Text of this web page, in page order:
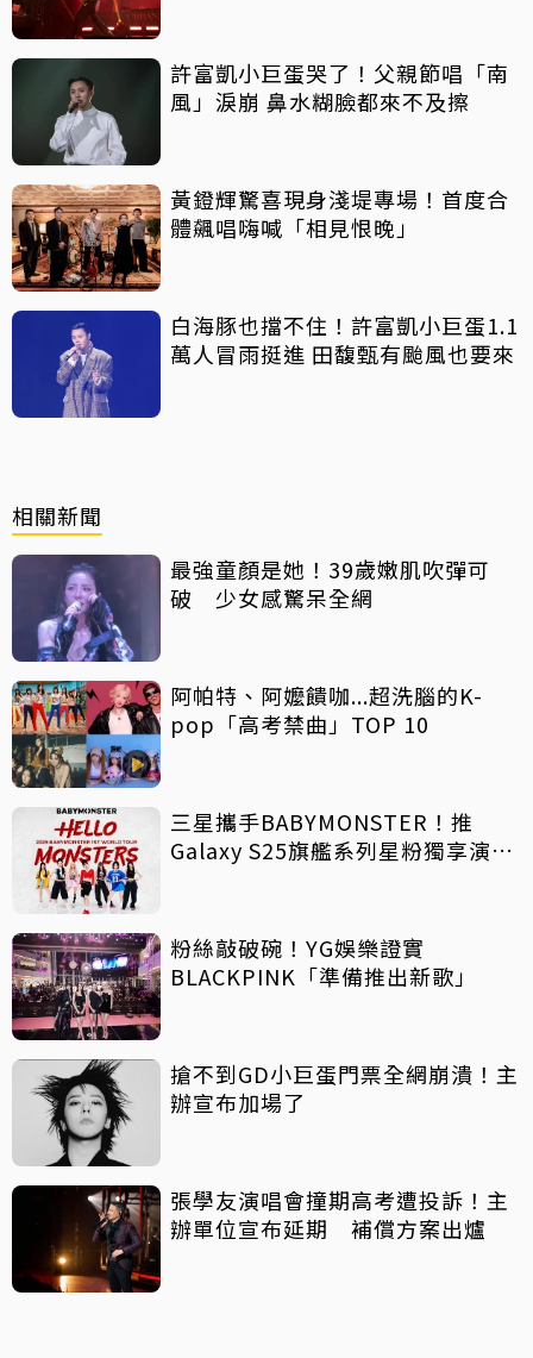
許富凱小巨蛋哭了！父親節唱「南
風」淚崩 鼻水糊臉都來不及擦
黃鐙輝驚喜現身淺堤專場！首度合
體飆唱嗨喊「相見恨晚」
白海豚也擋不住！許富凱小巨蛋1.1
萬人冒雨挺進 田馥甄有颱風也要來
相關新聞
最強童顏是她！39歲嫩肌吹彈可
破 少女感驚呆全網
阿帕特、阿嬤饋咖...超洗腦的K-
pop「高考禁曲」TOP 10
三星攜手BABYMONSTER！推
Galaxy S25旗艦系列星粉獨享演唱
粉絲敲破碗！YG娛樂證實
BLACKPINK「準備推出新歌」
搶不到GD小巨蛋門票全網崩潰！主
辦宣布加場了
張學友演唱會撞期高考遭投訴！主
辦單位宣布延期 補償方案出爐